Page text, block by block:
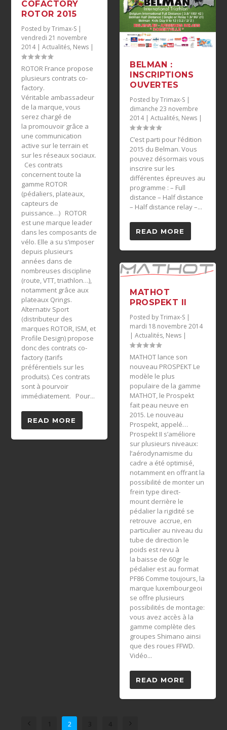
COFACTORY
ROTOR 2015
Posted byTrimax-S |
vendredi 21 novembre
2014|Actualités, News |
ROTOR France propose
plusieurs contrats co-
factory.
Véritable ambassadeur
de la marque, vous
serez chargé de
la promouvoir grâce a
une communication
active sur le terrain et
sur les réseaux sociaux.
Ces contrats
concernent toute la
gamme ROTOR
(pédaliers, plateaux,
capteurs de
puissance…) ROTOR
est une marque leader
dans les composants de
vélo. Elle a su s’imposer
depuis plusieurs
années dans de
nombreuses discipline
(route, VTT, triathlon…),
notamment grâce aux
plateaux Qrings.
Alternativ Sport
(distributeur des
marques ROTOR, ISM, et
Profile Design) propose
donc des contrats co-
factory (tarifs
préférentiels sur les
produits). Ces contrats
sont à pourvoir
immédiatement. Pour...
READ MORE
BELMAN :
INSCRIPTIONS
OUVERTES
Posted byTrimax-S |
dimanche 23 novembre
2014| Actualités, News |
C’est parti pour l’édition
2015 du Belman. Vous
pouvez désormais vous
inscrire sur les
différentes épreuves au
programme : – Full
distance – Half distance
– Half distance relay –...
READ MORE
MATHOT
PROSPEKT II
Posted byTrimax-S |
mardi 18 novembre 2014
| Actualités, News |
MATHOT lance son
nouveau PROSPEKT Le
modèle le plus
populaire de la gamme
MATHOT, le Prospekt
fait peau neuve en
2015. Le nouveau
Prospekt, appelé…
Prospekt II s’améliore
sur plusieurs niveaux:
l’aérodynamisme du
cadre a été optimisé,
notamment en offrant la
possibilité de monter un
frein type direct-
mount derrière le
pédalier la rigidité se
retrouve accrue, en
particulier au niveau du
tube de direction le
poids est revu à
la baisse de 60gr le
pédalier est au format
PF86 Comme toujours, la
marque luxembourgeoi
se offre plusieurs
possibilités de montage:
vous avez accès à la
gamme complète des
groupes Shimano ainsi
que des roues FFWD.
Vidéo...
READ MORE
1 2 3 4